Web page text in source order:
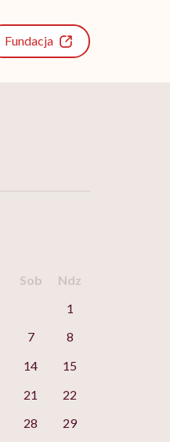
Fundacja
Sob
Ndz
1
7
8
14
15
21
22
28
29